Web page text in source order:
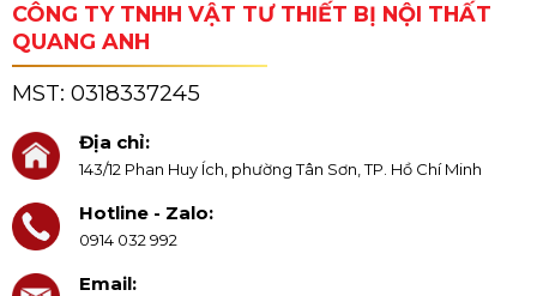
CÔNG TY TNHH VẬT TƯ THIẾT BỊ NỘI THẤT
QUANG ANH
MST: 0318337245
Địa chỉ:
143/12 Phan Huy Ích, phường Tân Sơn, TP. Hồ Chí Minh
Hotline - Zalo:
0914 032 992
Email: